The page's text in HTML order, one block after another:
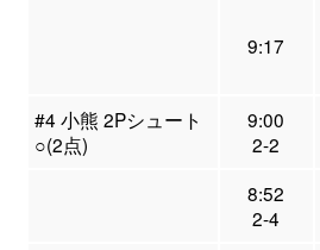
9:17
#4 小熊 2Pシュート
○(2点)
9:00
2-2
8:52
2-4